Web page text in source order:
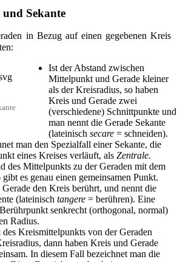
und Sekante
in Bezug auf einen gegebenen Kreis
Ist der Abstand zwischen
Mittelpunkt und Gerade kleiner
als der Kreisradius, so haben
Kreis und Gerade zwei
(verschiedene) Schnittpunkte und
man nennt die Gerade Sekante
(lateinisch secare = schneiden).
man den Spezialfall einer Sekante, die
eines Kreises verläuft, als Zentrale.
des Mittelpunkts zu der Geraden mit dem
es genau einen gemeinsamen Punkt.
Gerade den Kreis berührt, und nennt die
(lateinisch tangere = berühren). Eine
senkrecht (orthogonal, normal)
Radius.
Kreismittelpunkts von der Geraden
dann haben Kreis und Gerade
In diesem Fall bezeichnet man die